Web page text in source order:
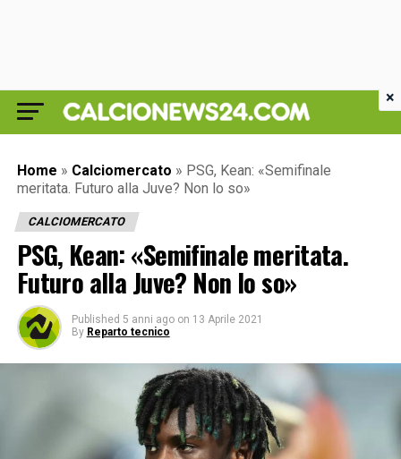
Home » Calciomercato » PSG, Kean: «Semifinale
meritata. Futuro alla Juve? Non lo so»
CALCIOMERCATO
PSG, Kean: «Semifinale meritata.
Futuro alla Juve? Non lo so»
Published 5 anni ago on 13 Aprile 2021
By Reparto tecnico
×